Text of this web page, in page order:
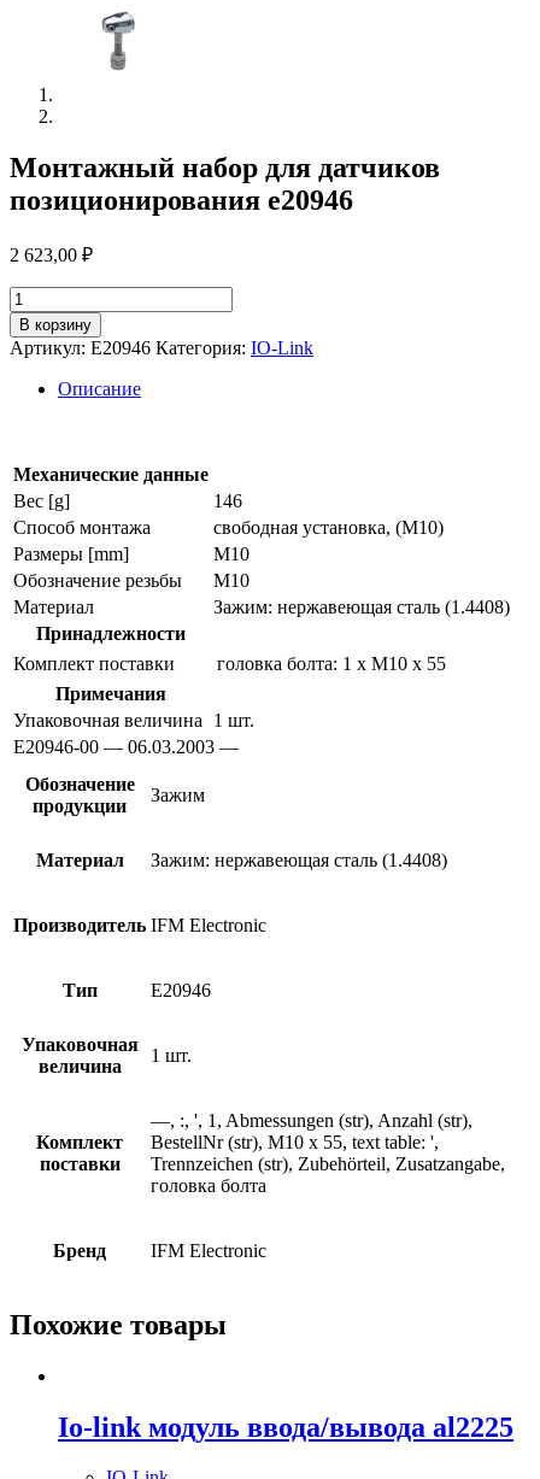
Монтажный набор для датчиков
позиционирования e20946
2 623,00 ₽
Количество
товара
Монтажный
набор
датчиков
В корзину
Артикул: E20946 Категория: IO-Link
Описание
Механические данные
Вес [g]
146
Способ монтажа
свободная установка, (M10)
Размеры [mm]
M10
Обозначение резьбы
M10
Материал
Зажим: нержавеющая сталь (1.4408)
Принадлежности
Комплект поставки
головка болта: 1 x M10 x 55
Примечания
Упаковочная величина
1 шт.
E20946-00 — 06.03.2003 —
Обозначение
продукции
Зажим
Материал Зажим: нержавеющая сталь (1.4408)
Производитель IFM Electronic
Тип E20946
Упаковочная
величина
1 шт.
Комплект
поставки
—, :, ', 1, Abmessungen (str), Anzahl (str),
BestellNr (str), M10 x 55, text table: ',
Trennzeichen (str), Zubehörteil, Zusatzangabe,
головка болта
Бренд IFM Electronic
Похожие товары
Io-link модуль ввода/вывода al2225